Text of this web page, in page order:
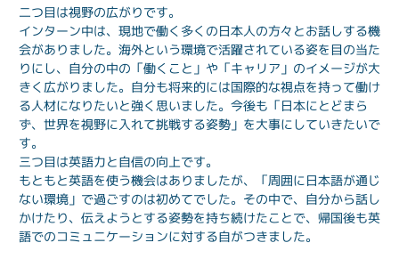
二つ目は視野の広がりです。
インターン中は、現地で働く多くの日本人の方々とお話しする機
会がありました。海外という環境で活躍されている姿を目の当た
りにし、自分の中の「働くこと」や「キャリア」のイメージが大
きく広がりました。自分も将来的には国際的な視点を持って働け
る人材になりたいと強く思いました。今後も「日本にとどまら
ず、世界を視野に入れて挑戦する姿勢」を大事にしていきたいで
す。
三つ目は英語力と自信の向上です。
もともと英語を使う機会はありましたが、「周囲に日本語が通じ
ない環境」で過ごすのは初めてでした。その中で、自分から話し
かけたり、伝えようとする姿勢を持ち続けたことで、帰国後も英
語でのコミュニケーションに対する自がつきました。